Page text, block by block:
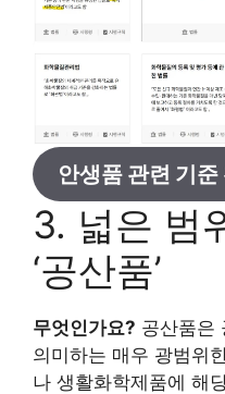
안생품 관련 기
3. 넓은 범
‘공산품’
무엇인가요? 공산품은
의미하는 매우 광범위
나 생활화학제품에 해